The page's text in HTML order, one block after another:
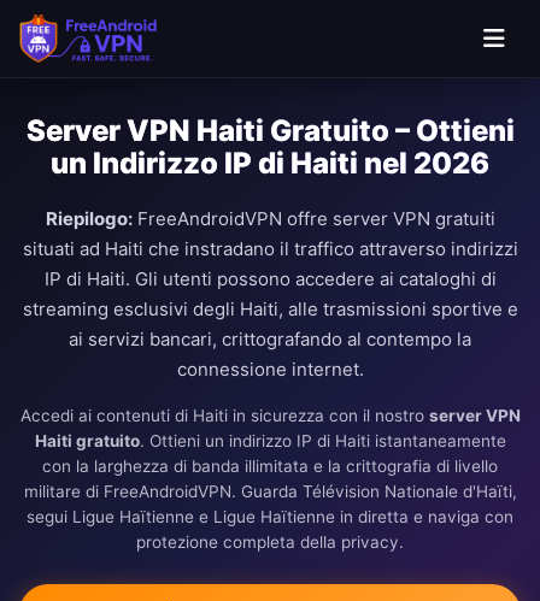
Server VPN Haiti Gratuito – Ottieni
un Indirizzo IP di Haiti nel 2026
Riepilogo:FreeAndroidVPN offre server VPN gratuiti
situati ad Haiti che instradano il traffico attraverso indirizzi
IP di Haiti. Gli utenti possono accedere ai cataloghi di
streaming esclusivi degli Haiti, alle trasmissioni sportive e
ai servizi bancari, crittografando al contempo la
connessione internet.
Accedi ai contenuti di Haiti in sicurezza con il nostro server VPN
Haiti gratuito. Ottieni un indirizzo IP di Haiti istantaneamente
con la larghezza di banda illimitata e la crittografia di livello
militare di FreeAndroidVPN. Guarda Télévision Nationale d'Haïti,
segui Ligue Haïtienne e Ligue Haïtienne in diretta e naviga con
protezione completa della privacy.